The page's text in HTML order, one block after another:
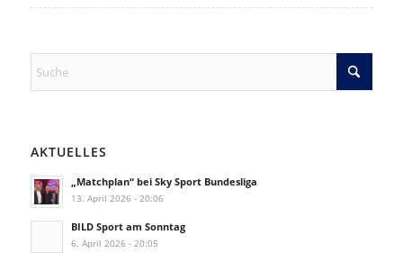
AKTUELLES
„Matchplan“ bei Sky Sport Bundesliga
13. April 2026 - 20:06
BILD Sport am Sonntag
6. April 2026 - 20:05